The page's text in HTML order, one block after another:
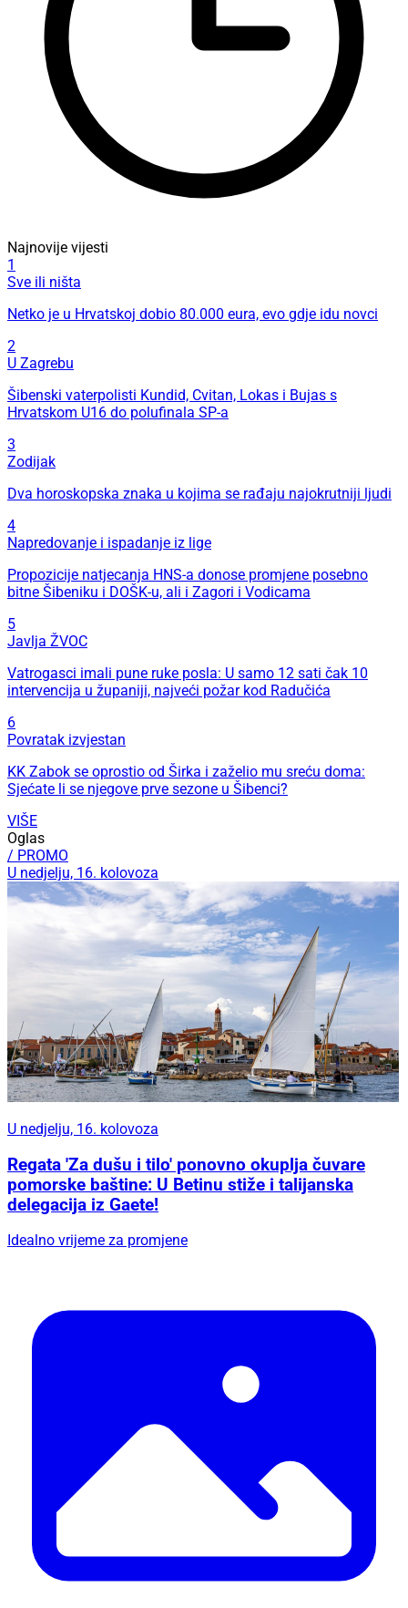
Najnovije vijesti
1
Sve ili ništa
Netko je u Hrvatskoj dobio 80.000 eura, evo gdje idu novci
2
U Zagrebu
Šibenski vaterpolisti Kundid, Cvitan, Lokas i Bujas s
Hrvatskom U16 do polufinala SP-a
3
Zodijak
Dva horoskopska znaka u kojima se rađaju najokrutniji ljudi
4
Napredovanje i ispadanje iz lige
Propozicije natjecanja HNS-a donose promjene posebno
bitne Šibeniku i DOŠK-u, ali i Zagori i Vodicama
5
Javlja ŽVOC
Vatrogasci imali pune ruke posla: U samo 12 sati čak 10
intervencija u županiji, najveći požar kod Radučića
6
Povratak izvjestan
KK Zabok se oprostio od Širka i zaželio mu sreću doma:
Sjećate li se njegove prve sezone u Šibenci?
VIŠE
Oglas
/ PROMO
U nedjelju, 16. kolovoza
U nedjelju, 16. kolovoza
Regata 'Za dušu i tilo' ponovno okuplja čuvare
pomorske baštine: U Betinu stiže i talijanska
delegacija iz Gaete!
Idealno vrijeme za promjene